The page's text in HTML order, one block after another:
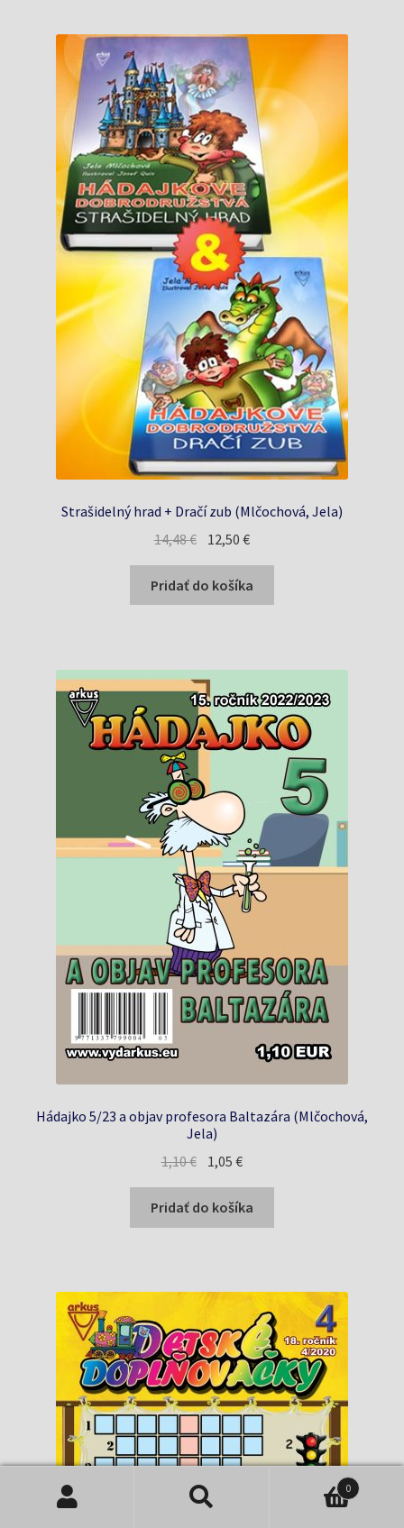
Strašidelný hrad + Dračí zub (Mlčochová, Jela)
14,48€ Pôvodná
bola:
14,48 €.
12,50€Aktuálna
je:
12,50 €.
Pridať do košíka
Hádajko 5/23 a objav profesora Baltazára (Mlčochová,
Jela)
1,10€ Pôvodná
bola:
1,10 €.
1,05€Aktuálna
je:
1,05 €.
Pridať do košíka
0